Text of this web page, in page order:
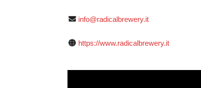
info@radicalbrewery.it
https://www.radicalbrewery.it